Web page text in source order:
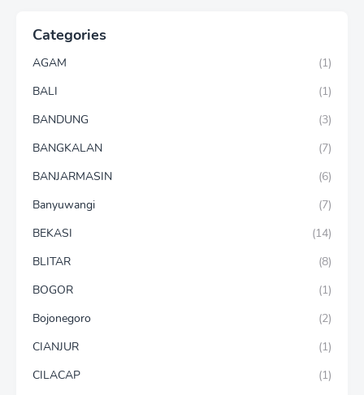
Categories
AGAM
(1)
BALI
(1)
BANDUNG
(3)
BANGKALAN
(7)
BANJARMASIN
(6)
Banyuwangi
(7)
BEKASI
(14)
BLITAR
(8)
BOGOR
(1)
Bojonegoro
(2)
CIANJUR
(1)
CILACAP
(1)